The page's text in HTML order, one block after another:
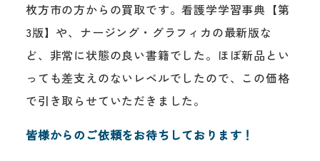
枚方市の方からの買取です。看護学学習事典【第
3版】や、ナージング・グラフィカの最新版な
ど、非常に状態の良い書籍でした。ほぼ新品とい
っても差支えのないレベルでしたので、この価格
で引き取らせていただきました。
皆様からのご依頼をお待ちしております！